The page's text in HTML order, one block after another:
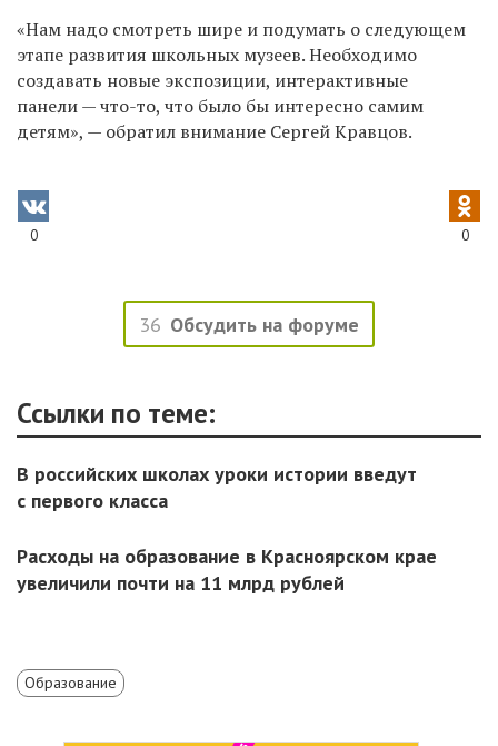
«Нам надо смотреть шире и подумать о следующем
этапе развития школьных музеев. Необходимо
создавать новые экспозиции, интерактивные
панели — что-то, что было бы интересно самим
детям», — обратил внимание Сергей Кравцов.
0 0
36 Обсудить на форуме
Ссылки по теме:
В российских школах уроки истории введут
с первого класса
Расходы на образование в Красноярском крае
увеличили почти на 11 млрд рублей
Образование